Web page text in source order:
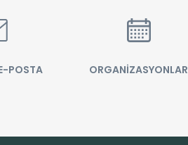
POSTA ORGANİZASYONLAR